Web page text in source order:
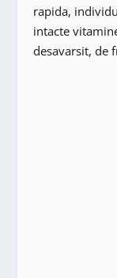
rapida,
intacte
desavarsit, de